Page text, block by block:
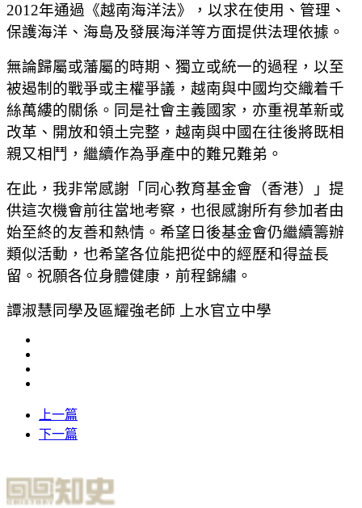
2012年通過《越南海洋法》，以求在使用、管理、
保護海洋、海島及發展海洋等方面提供法理依據。
無論歸屬或藩屬的時期、獨立或統一的過程，以至
被遏制的戰爭或主權爭議，越南與中國均交織着千
絲萬縷的關係。同是社會主義國家，亦重視革新或
改革、開放和領土完整，越南與中國在往後將既相
親又相鬥，繼續作為爭產中的難兄難弟。
在此，我非常感謝「同心教育基金會（香港）」提
供這次機會前往當地考察，也很感謝所有參加者由
始至終的友善和熱情。希望日後基金會仍繼續籌辦
類似活動，也希望各位能把從中的經歷和得益長
留。祝願各位身體健康，前程錦繡。
譚淑慧同學及區耀強老師 上水官立中學
上一篇
下一篇